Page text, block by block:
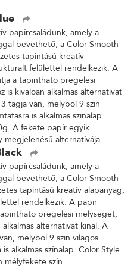
papírcsaládunk, amely a
bevethető, a Color Smooth
tapintású kreatív
felülettel rendelkezik. A
a tapintható prégelési
kiválóan alkalmas alternatívát
tagja van, melyből 9 szín
is alkalmas színalap.
A fekete papír egyik
alternatívája.
papírcsaládunk, amely a
bevethető, a Color Smooth
tapintású kreatív alapanyag,
rendelkezik. A papír
prégelési mélységet,
alternatívát kínál. A
melyből 9 szín világos
alkalmas színalap. Color Style
mélyfekete szín.